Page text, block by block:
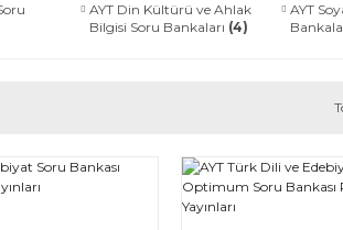
AYT Din Kültürü ve Ahlak
Bilgisi Soru Bankaları (4)
AYT